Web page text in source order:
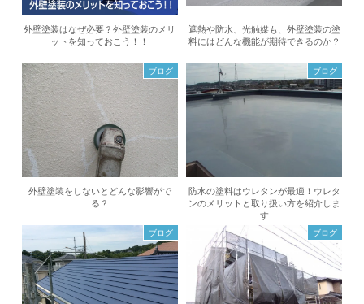
外壁塗装はなぜ必要？外壁塗装のメリ
ットを知っておこう！！
遮熱や防水、光触媒も、外壁塗装の塗
料にはどんな機能が期待できるのか？
ブログ
外壁塗装をしないとどんな影響がで
る？
ブログ
防水の塗料はウレタンが最適！ウレタ
ンのメリットと取り扱い方を紹介しま
す
ブログ ブログ